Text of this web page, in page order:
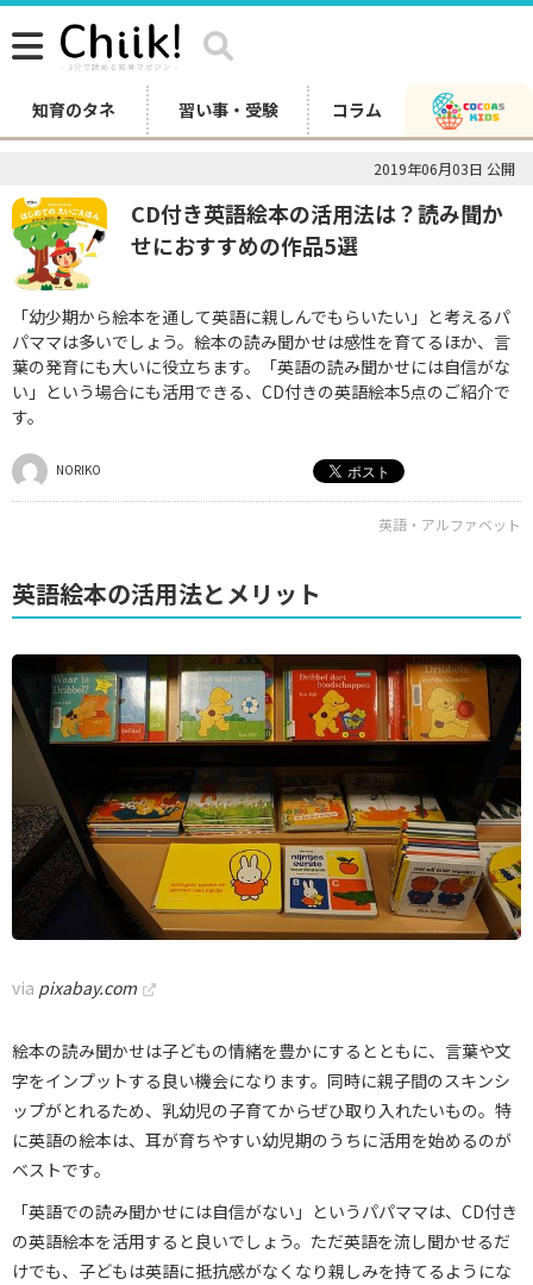
知育のタネ 習い事・受験 コラム
2019年06月03日 公開
CD付き英語絵本の活用法は？読み聞か
せにおすすめの作品5選
「幼少期から絵本を通して英語に親しんでもらいたい」と考えるパ
パママは多いでしょう。絵本の読み聞かせは感性を育てるほか、言
葉の発育にも大いに役立ちます。「英語の読み聞かせには自信がな
い」という場合にも活用できる、CD付きの英語絵本5点のご紹介で
す。
NORIKO
英語・アルファベット
英語絵本の活用法とメリット
via pixabay.com
絵本の読み聞かせは子どもの情緒を豊かにするとともに、言葉や文
字をインプットする良い機会になります。同時に親子間のスキンシ
ップがとれるため、乳幼児の子育てからぜひ取り入れたいもの。特
に英語の絵本は、耳が育ちやすい幼児期のうちに活用を始めるのが
ベストです。
「英語での読み聞かせには自信がない」というパパママは、CD付き
の英語絵本を活用すると良いでしょう。ただ英語を流し聞かせるだ
けでも、子どもは英語に抵抗感がなくなり親しみを持てるようにな